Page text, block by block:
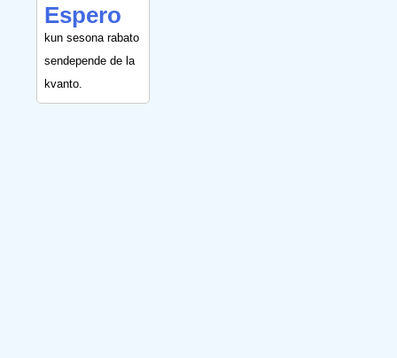
Espero
kun sesona rabato
sendepende de la
kvanto.